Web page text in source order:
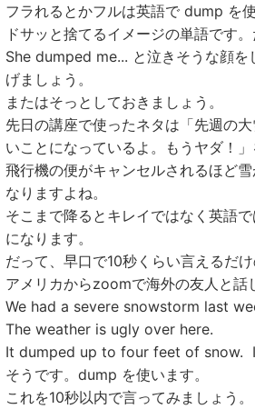
フラれるとかフルは英語で dump を使
ドサッと捨てるイメージの単語です
She dumped me... と泣きそうな顔を
げましょう。
またはそっとしておきましょう。
先日の講座で使ったネタは「先週の
いことになっているよ。もうヤダ！」
飛行機の便がキャンセルされるほど
なりますよね。
そこまで降るとキレイではなく英語
になります。
だって、早口で10秒くらい言えるだ
アメリカからzoomで海外の友人と話
We had a severe snowstorm last
The weather is ugly over here.
It dumped up to four feet of snow.
そうです。dump を使います。
これを10秒以内で言ってみましょう。